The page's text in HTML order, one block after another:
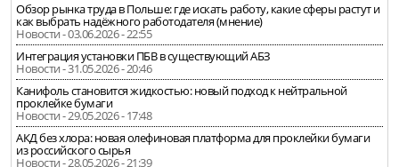
Обзор рынка труда в Польше: где искать работу, какие сферы растут и
как выбрать надёжного работодателя (мнение)
Новости - 03.06.2026 - 22:55
Интеграция установки ПБВ в существующий АБЗ
Новости - 31.05.2026 - 20:46
Канифоль становится жидкостью: новый подход к нейтральной
проклейке бумаги
Новости - 29.05.2026 - 17:48
АКД без хлора: новая олефиновая платформа для проклейки бумаги
из российского сырья
Новости - 28.05.2026 - 21:39